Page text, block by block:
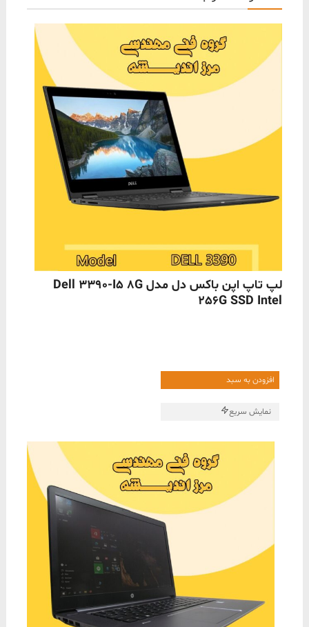
ناموجود
لپ تاپ اپن باکس دل مدل Dell 3390-I5 8G
256G SSD Intel
افزودن به سبد
نمایش سریع